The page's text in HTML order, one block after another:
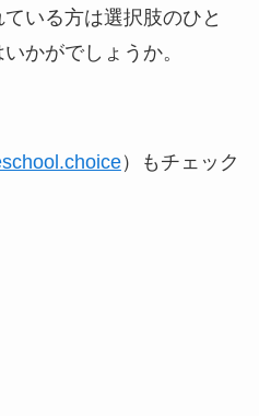
いる方は選択肢のひと
かがでしょうか。
）もチェック